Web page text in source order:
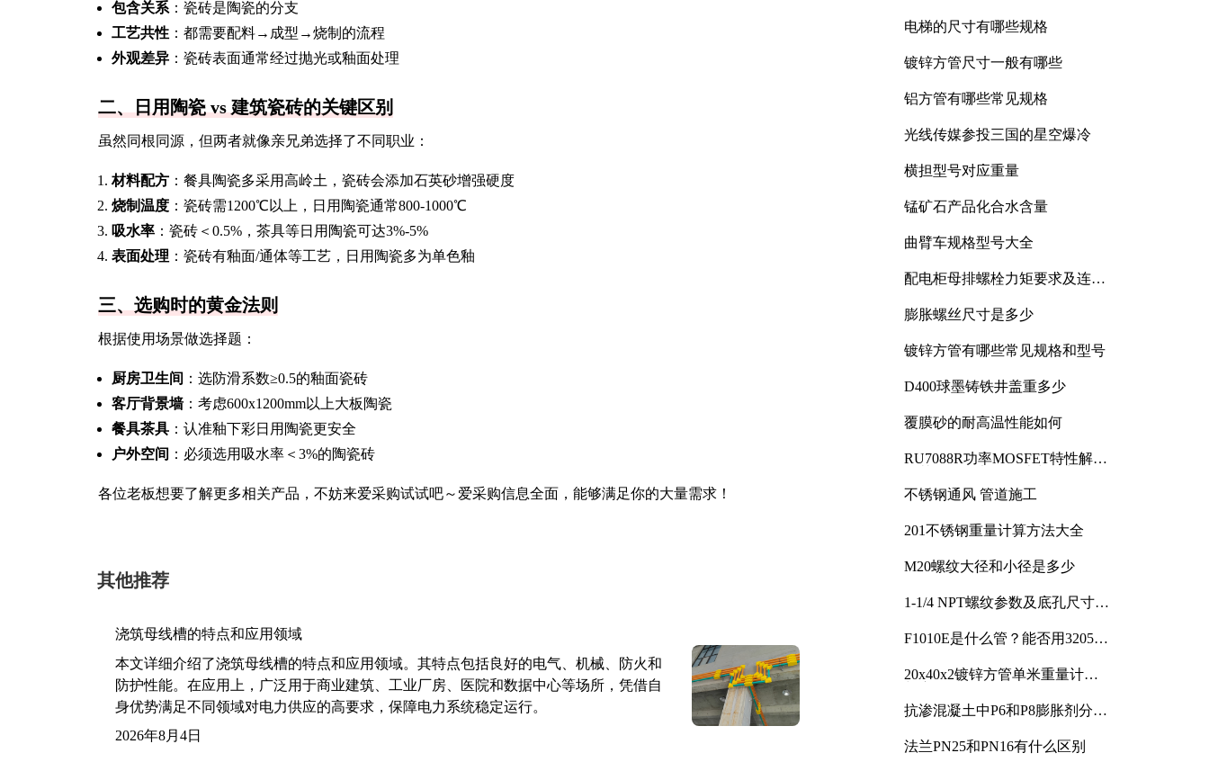
包含关系 ：瓷砖是陶瓷的分支
工艺共性 ：都需要配料→成型→烧制的流程
外观差异 ：瓷砖表面通常经过抛光或釉面处理
二、日用陶瓷 vs 建筑瓷砖的关键区别
虽然同根同源，但两者就像亲兄弟选择了不同职业：
材料配方 ：餐具陶瓷多采用高岭土，瓷砖会添加石英砂增强硬度
烧制温度 ：瓷砖需1200℃以上，日用陶瓷通常800-1000℃
吸水率 ：瓷砖＜0.5%，茶具等日用陶瓷可达3%-5%
表面处理 ：瓷砖有釉面/通体等工艺，日用陶瓷多为单色釉
三、选购时的黄金法则
根据使用场景做选择题：
厨房卫生间 ：选防滑系数≥0.5的釉面瓷砖
客厅背景墙：考虑600x1200mm以上大板陶瓷
餐具茶具 ：认准釉下彩日用陶瓷更安全
户外空间 ：必须选用吸水率＜3%的陶瓷砖
各位老板想要了解更多相关产品，不妨来爱采购试试吧～爱采购信息全面，能够满足你的大量需求！
其他推荐
浇筑母线槽的特点和应用领域
本文详细介绍了浇筑母线槽的特点和应用领域。其特点包括良好的电气、机械、防火和
防护性能。在应用上，广泛用于商业建筑、工业厂房、医院和数据中心等场所，凭借自
身优势满足不同领域对电力供应的高要求，保障电力系统稳定运行。
2026年8月4日
电梯的尺寸有哪些规格
镀锌方管尺寸一般有哪些
铝方管有哪些常见规格
光线传媒参投三国的星空爆冷
横担型号对应重量
锰矿石产品化合水含量
曲臂车规格型号大全
配电柜母排螺栓力矩要求及连接
膨胀螺丝尺寸是多少
镀锌方管有哪些常见规格和型号
D400球墨铸铁井盖重多少
覆膜砂的耐高温性能如何
RU7088R功率MOSFET特性解析
不锈钢通风 管道施工
201不锈钢重量计算方法大全
M20螺纹大径和小径是多少
1-1/4 NPT螺纹参数及底孔尺寸详
F1010E是什么管？能否用3205或
20x40x2镀锌方管单米重量计算
抗渗混凝土中P6和P8膨胀剂分别
法兰PN25和PN16有什么区别